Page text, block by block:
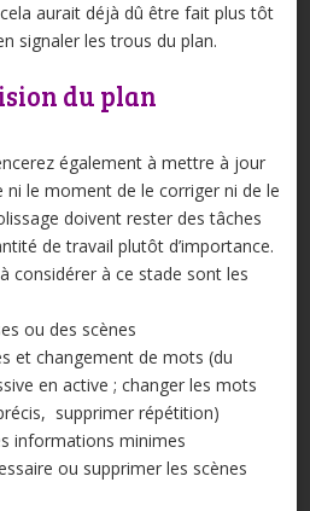
aurait déjà dû être fait plus tôt
signaler les trous du plan.
du plan
également à mettre à jour
ni le moment de le corriger ni de le
doivent rester des tâches
de travail plutôt d’importance.
considérer à ce stade sont les
ou des scènes
et changement de mots (du
en active ; changer les mots
supprimer répétition)
informations minimes
ou supprimer les scènes